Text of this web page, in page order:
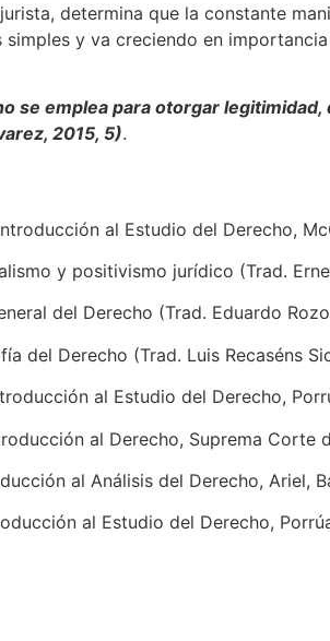
determina que la constante
y va creciendo en
se emplea para otorgar
2015, 5).
al Estudio del Derecho,
y positivismo jurídico (Trad.
del Derecho (Trad. Eduardo
del Derecho (Trad. Luis Recaséns
al Estudio del Derecho,
al Derecho, Suprema Corte
al Análisis del Derecho, Ariel,
al Estudio del Derecho,